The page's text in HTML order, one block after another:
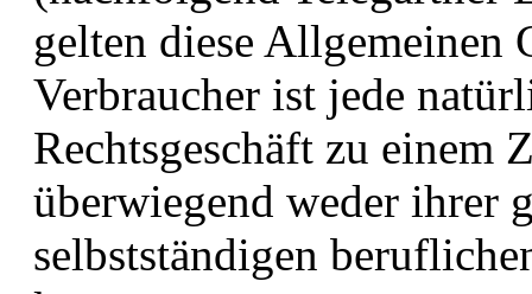
gelten diese Allgemeinen
Verbraucher ist jede
Rechtsgeschäft zu einem
überwiegend weder ihrer
selbstständigen